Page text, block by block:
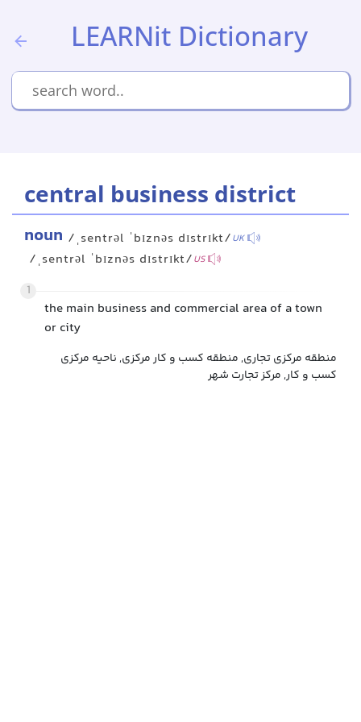
LEARNit Dictionary
central business district
noun /ˌsentrəl ˈbɪznəs dɪstrɪkt/UK
/ˌsentrəl ˈbɪznəs dɪstrɪkt/US
1
the main business and commercial area of a town
or city
منطقه مرکزی تجاری, منطقه کسب و کار مرکزی, ناحیه مرکزی
کسب و کار, مرکز تجارت شهر